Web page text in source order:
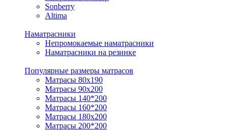
Sonberry
Altima
Наматрасники
Непромокаемые наматрасники
Наматрасники на резинке
Популярные размеры матрасов
Матрасы 80x190
Матрасы 90x200
Матрасы 140*200
Матрасы 160*200
Матрасы 180x200
Матрасы 200*200